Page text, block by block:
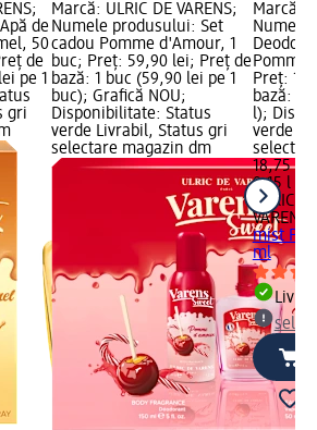
de
50
de
pe 1
gri
Marcă: ULRIC DE VARENS;
Numele produsului: Set
cadou Pomme d'Amour, 1
buc; Preț: 59,90 lei; Preț de
bază: 1 buc (59,90 lei pe 1
buc); Grafică NOU;
Disponibilitate: Status
verde Livrabil, Status gri
selectare magazin dm
Marcă:
Numele
Pomme
Preț:
bază:
l);
verde
18,75 lei
0,15 l
ULRIC
VARENS
mist
ml